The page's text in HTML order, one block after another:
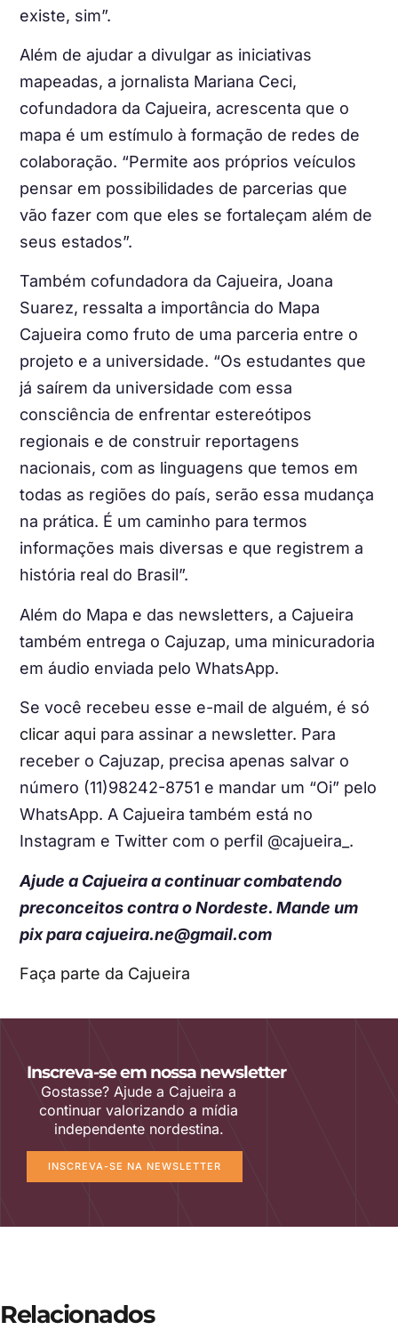
existe, sim”.
Além de ajudar a divulgar as iniciativas
mapeadas, a jornalista Mariana Ceci,
cofundadora da Cajueira, acrescenta que o
mapa é um estímulo à formação de redes de
colaboração. “Permite aos próprios veículos
pensar em possibilidades de parcerias que
vão fazer com que eles se fortaleçam além de
seus estados”.
Também cofundadora da Cajueira, Joana
Suarez, ressalta a importância do Mapa
Cajueira como fruto de uma parceria entre o
projeto e a universidade. “Os estudantes que
já saírem da universidade com essa
consciência de enfrentar estereótipos
regionais e de construir reportagens
nacionais, com as linguagens que temos em
todas as regiões do país, serão essa mudança
na prática. É um caminho para termos
informações mais diversas e que registrem a
história real do Brasil”.
Além do Mapa e das newsletters, a Cajueira
também entrega o Cajuzap, uma minicuradoria
em áudio enviada pelo WhatsApp.
Se você recebeu esse e-mail de alguém, é só
clicar aqui para assinar a newsletter. Para
receber o Cajuzap, precisa apenas salvar o
número (11)98242-8751 e mandar um “Oi” pelo
WhatsApp. A Cajueira também está no
Instagram e Twitter com o perfil @cajueira_.
Ajude a Cajueira a continuar combatendo
preconceitos contra o Nordeste. Mande um
pix para cajueira.ne@gmail.com
Faça parte da Cajueira
Inscreva-se em nossa newsletter
Gostasse? Ajude a Cajueira a
continuar valorizando a mídia
independente nordestina.
INSCREVA-SE NA NEWSLETTER
Relacionados